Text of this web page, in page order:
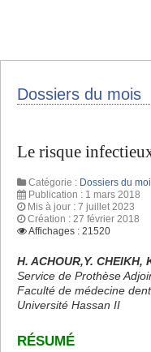
Dossiers du mois
Le risque
Catégorie : Dossiers du
Publication : 1 mars 2018
Mis à jour : 7 juillet 2023
Création : 27 février 2018
Affichages : 21520
H. ACHOUR,Y. CHEIKH,
Service de Prothèse
Faculté de médecine
Université Hassan II
RÉSUMÉ